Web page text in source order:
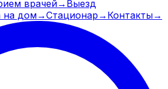
врачей→ Выезд
на дом→Стационар → Контакты→